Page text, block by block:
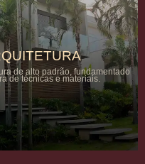
de alto padrão, fundamentado
de técnicas e materiais.